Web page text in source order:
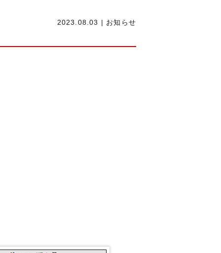
2023.08.03 | お知らせ